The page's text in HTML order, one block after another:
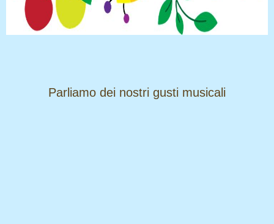
​​​​​​​Parliamo dei nostri gusti musicali